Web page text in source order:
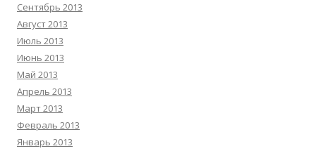
Сентябрь 2013
Август 2013
Июль 2013
Июнь 2013
Май 2013
Апрель 2013
Март 2013
Февраль 2013
Январь 2013